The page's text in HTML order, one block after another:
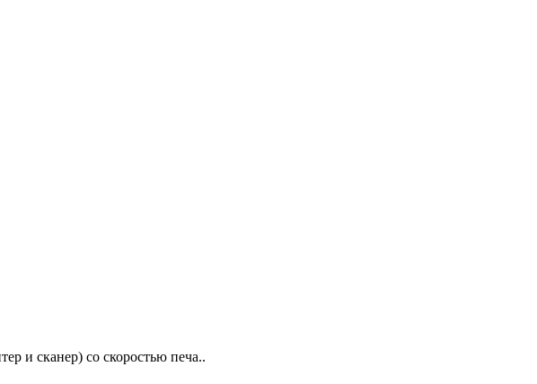
и сканер) со скоростью печа..